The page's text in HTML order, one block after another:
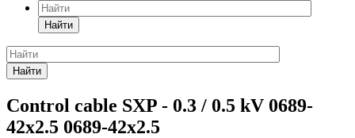
Найти
Найти
Control cable SXP - 0.3 / 0.5 kV 0689-
42x2.5 0689-42x2.5